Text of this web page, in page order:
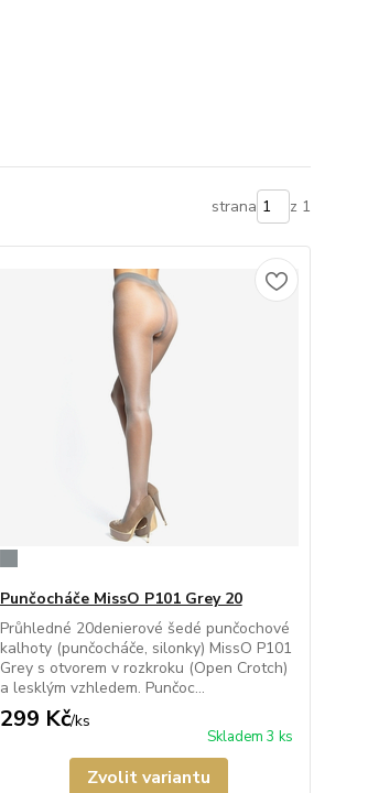
strana z 1
Punčocháče MissO P101 Grey 20
Průhledné 20denierové šedé punčochové
kalhoty (punčocháče, silonky) MissO P101
Grey s otvorem v rozkroku (Open Crotch)
a lesklým vzhledem. Punčoc...
299 Kč/ks
Skladem 3 ks
Zvolit variantu